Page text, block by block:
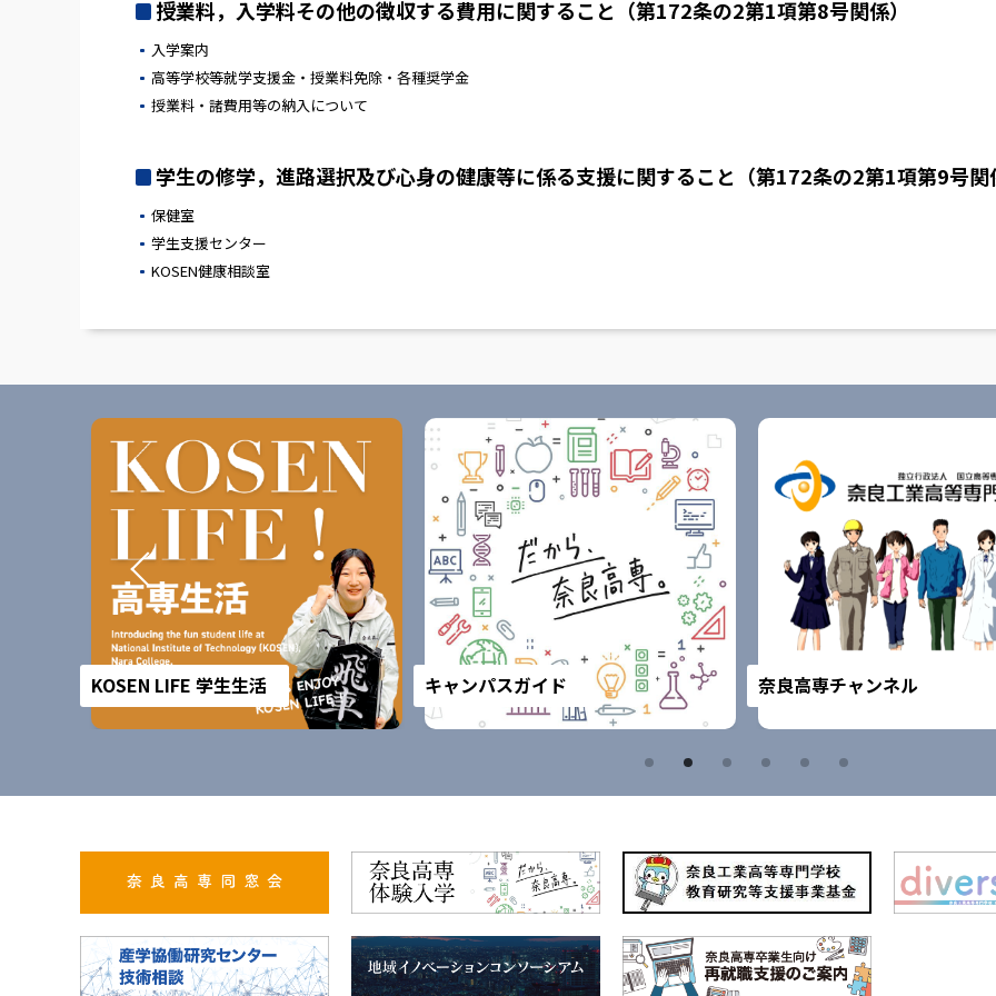
授業料，入学料その他の徴収する費用に関すること（第172条の2第1項第8号関係）
入学案内
高等学校等就学支援金・授業料免除・各種奨学金
授業料・諸費用等の納入について
学生の修学，進路選択及び心身の健康等に係る支援に関すること（第172条の2第1項第9号関
保健室
学生支援センター
KOSEN健康相談室
KOSEN LIFE 学生生活 キャンパスガイド 奈良高専チャンネル